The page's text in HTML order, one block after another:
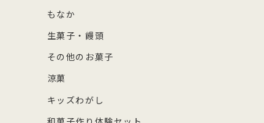
もなか
生菓子・饅頭
その他のお菓子
涼菓
キッズわがし